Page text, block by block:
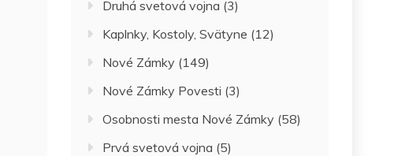
Druhá svetová vojna (3)
Kaplnky, Kostoly, Svätyne (12)
Nové Zámky (149)
Nové Zámky Povesti (3)
Osobnosti mesta Nové Zámky (58)
Prvá svetová vojna (5)